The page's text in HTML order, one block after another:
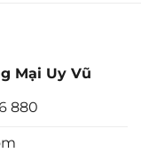
Mại Uy Vũ
880